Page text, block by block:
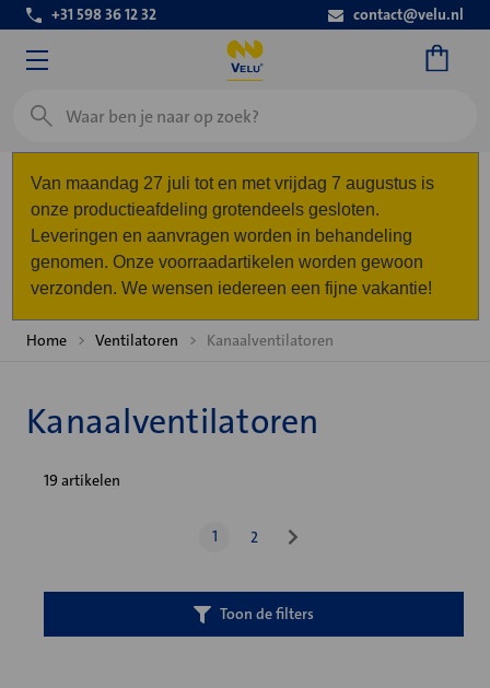
+31 598 36 12 32 contact@velu.nl
Zoeken
Van maandag 27 juli tot en met vrijdag 7 augustus is
onze productieafdeling grotendeels gesloten.
Leveringen en aanvragen worden in behandeling
genomen. Onze voorraadartikelen worden gewoon
verzonden. We wensen iedereen een fijne vakantie!
Home Ventilatoren Kanaalventilatoren
Kanaalventilatoren
19 artikelen
1 2
Toon de filters